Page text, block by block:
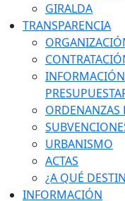
GIRALDA
TRANSPARENCIA
ORDENANZAS
URBANISMO
ACTAS
¿A QUÉ
INFORMACIÓN